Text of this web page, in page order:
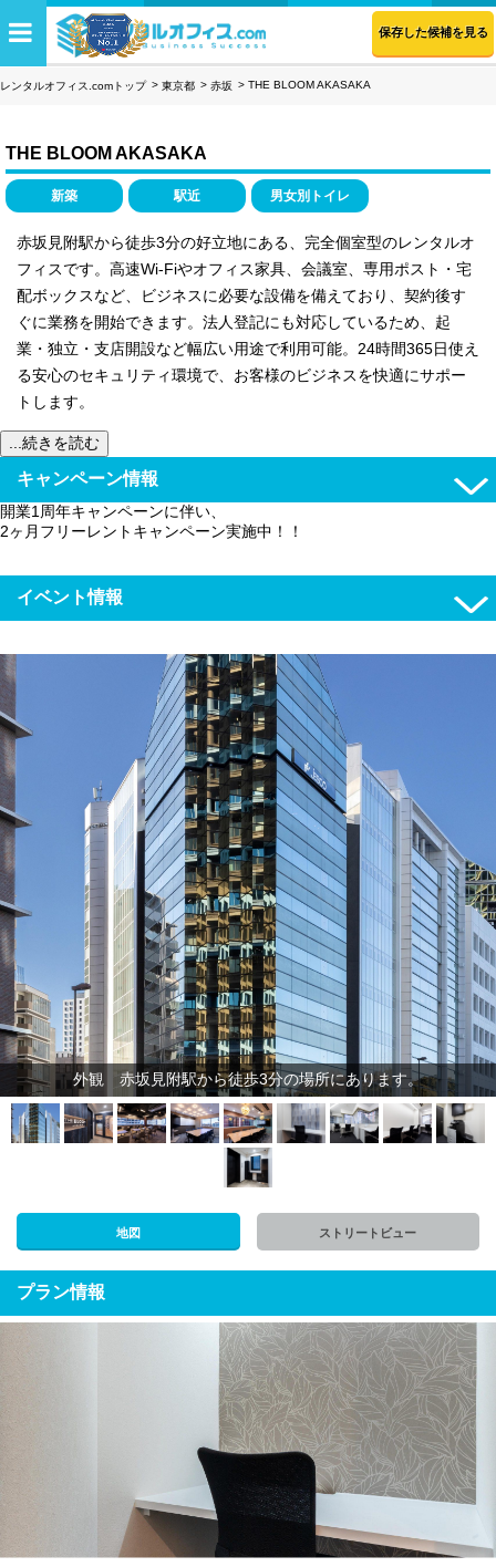
保存した候補を見る
レンタルオフィス.comトップ 東京都 赤坂 THE BLOOM AKASAKA
THE BLOOM AKASAKA
新築 駅近 男女別トイレ
赤坂見附駅から徒歩3分の好立地にある、完全個室型のレンタルオ
フィスです。高速Wi-Fiやオフィス家具、会議室、専用ポスト・宅
配ボックスなど、ビジネスに必要な設備を備えており、契約後す
ぐに業務を開始できます。法人登記にも対応しているため、起
業・独立・支店開設など幅広い用途で利用可能。24時間365日使え
る安心のセキュリティ環境で、お客様のビジネスを快適にサポー
トします。
...続きを読む
キャンペーン情報
開業1周年キャンペーンに伴い、
2ヶ月フリーレントキャンペーン実施中！！
イベント情報
外観 赤坂見附駅から徒歩3分の場所にあります。
地図 ストリートビュー
プラン情報